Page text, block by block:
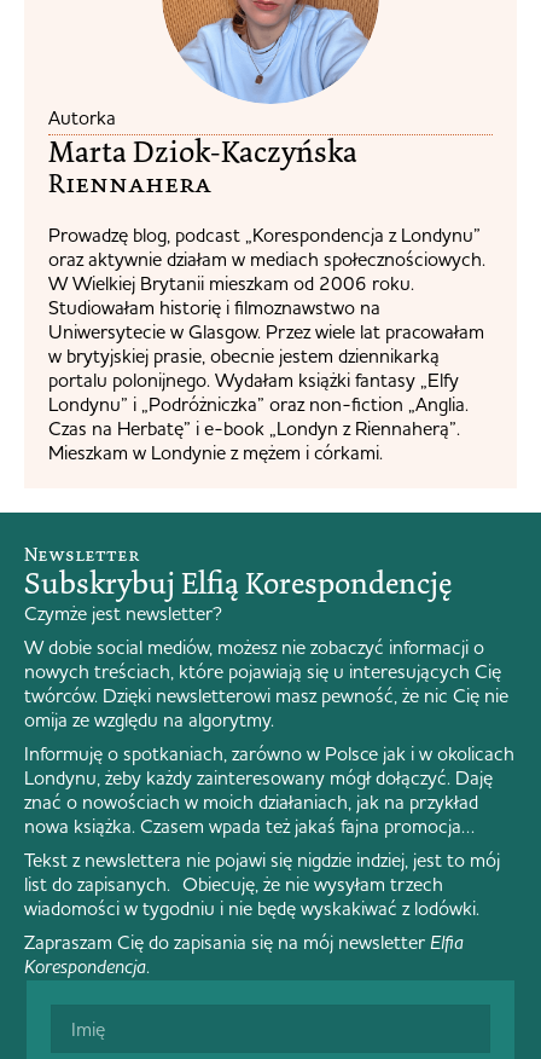
Autorka
Marta Dziok-Kaczyńska
Riennahera​
Prowadzę blog, podcast „Korespondencja z Londynu”
oraz aktywnie działam w mediach społecznościowych.
W Wielkiej Brytanii mieszkam od 2006 roku.
Studiowałam historię i filmoznawstwo na
Uniwersytecie w Glasgow. Przez wiele lat pracowałam
w brytyjskiej prasie, obecnie jestem dziennikarką
portalu polonijnego. Wydałam książki fantasy „Elfy
Londynu” i „Podróżniczka” oraz non-fiction „Anglia.
Czas na Herbatę” i e-book „Londyn z Riennaherą”.
Mieszkam w Londynie z mężem i córkami.
Newsletter
Subskrybuj Elfią Korespondencję
Czymże jest newsletter?
W dobie social mediów, możesz nie zobaczyć informacji o
nowych treściach, które pojawiają się u interesujących Cię
twórców. Dzięki newsletterowi masz pewność, że nic Cię nie
omija ze względu na algorytmy.
Informuję o spotkaniach, zarówno w Polsce jak i w okolicach
Londynu, żeby każdy zainteresowany mógł dołączyć. Daję
znać o nowościach w moich działaniach, jak na przykład
nowa książka. Czasem wpada też jakaś fajna promocja…
Tekst z newslettera nie pojawi się nigdzie indziej, jest to mój
list do zapisanych. Obiecuję, że nie wysyłam trzech
wiadomości w tygodniu i nie będę wyskakiwać z lodówki.
Zapraszam Cię do zapisania się na mój newsletter Elfia
Korespondencja.